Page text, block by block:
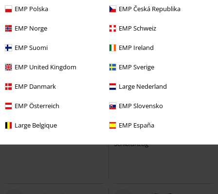
EMP Polska EMP Česká Republika
EMP Norge EMP Schweiz
EMP Suomi EMP Ireland
EMP United Kingdom EMP Sverige
EMP Danmark Large Nederland
EMP Österreich EMP Slovensko
Large Belgique EMP España
-30%
Exklusiv
UVP
ab 27,99 €
UVP
ab34,99 €
Schlafanzug